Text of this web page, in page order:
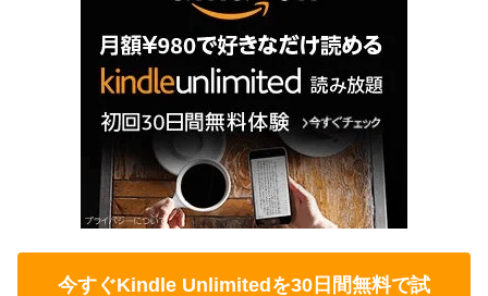
今すぐKindle Unlimitedを30日間無料で試